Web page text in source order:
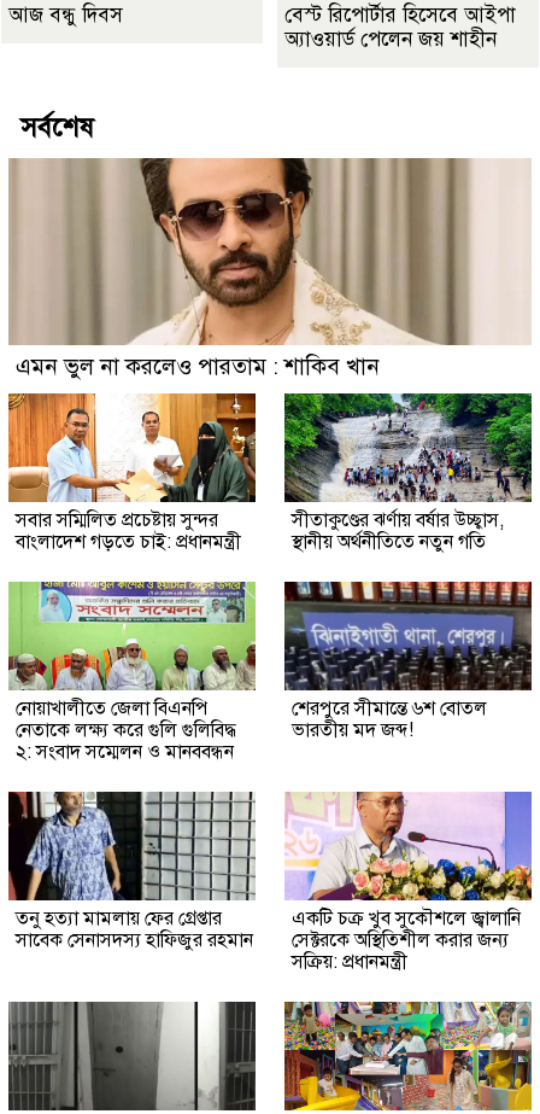
আজ বন্ধু দিবস
বেস্ট রিপোর্টার হিসেবে আইপা
অ্যাওয়ার্ড পেলেন জয় শাহীন
সর্বশেষ
এমন ভুল না করলেও পারতাম : শাকিব খান
সবার সম্মিলিত প্রচেষ্টায় সুন্দর
বাংলাদেশ গড়তে চাই: প্রধানমন্ত্রী
সীতাকুণ্ডের ঝর্ণায় বর্ষার উচ্ছ্বাস,
স্থানীয় অর্থনীতিতে নতুন গতি
নোয়াখালীতে জেলা বিএনপি
নেতাকে লক্ষ্য করে গুলি গুলিবিদ্ধ
২: সংবাদ সম্মেলন ও মানববন্ধন
শেরপুরে সীমান্তে ৬শ বোতল
ভারতীয় মদ জব্দ!
তনু হত্যা মামলায় ফের গ্রেপ্তার
সাবেক সেনাসদস্য হাফিজুর রহমান
একটি চক্র খুব সুকৌশলে জ্বালানি
সেক্টরকে অস্থিতিশীল করার জন্য
সক্রিয়: প্রধানমন্ত্রী